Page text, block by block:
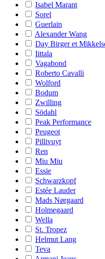
Isabel Marant
Sorel
Guerlain
Alexander Wang
Day Birger et
Iittala
Vagabond
Roberto Cavalli
Wolford
Bodum
Zwilling
Södahl
Peak Performance
Peugeot
Pillivuyt
Ren
Miu Miu
Essie
Schwarzkopf
Estée Lauder
Mads Nørgaard
Holmegaard
Wella
St. Tropez
Helmut Lang
Teva